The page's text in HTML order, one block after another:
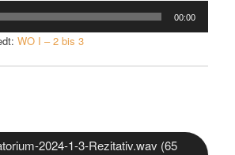
00:00
WO I – 2 bis 3
2024-1-3-Rezitativ.wav (65